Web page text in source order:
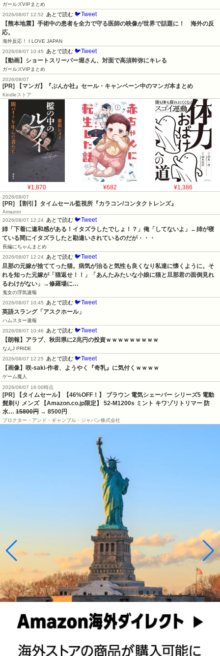
ガールズVIPまとめ
2026/08/07 12:52
あとで読む 🐦Tweet
【熊本地震】手術中の患者を全力で守る医師の映像が世界で話題に！　海外の反
応。
海外反応！ I LOVE JAPAN
2026/08/07 10:45
あとで読む 🐦Tweet
【動画】ショートスリーパー堀さん、対面で高須幹弥にキレる
ガールズVIPまとめ
2026/08/07
[PR] 【マンガ】『ぶんか社』セール・キャンペーン中のマンガ本まとめ
Kindleストア
¥1,870 ¥682 ¥1,386
2026/08/07
[PR] 【割引】タイムセール監視所『カラコン/コンタクトレンズ』
Amazon
2026/08/07 12:24 あとで読む 🐦Tweet
姉「下着に違和感がある！イタズラしたでしょ！？」俺「してないよ」←姉が寝
ている間にイタズラしたと勘違いされているのだが・・・
長編にちゃんまとめ
2026/08/07 12:24 あとで読む 🐦Tweet
旦那の元嫁が捨ててった猫。病気が治ると気性も良くなり私達に懐くように。そ
れを知った元嫁が「猫返せ！！」「あんたみたいな小娘に猫と旦那君の面倒見れ
るわけがない」→修羅場に…
鬼女の浮気速報
2026/08/07 10:45 あとで読む 🐦Tweet
英語スラング「アスクホール」
ハムスター速報
2026/08/07 10:46 あとで読む 🐦Tweet
【朗報】アラブ、秋田県に2兆円の投資ｗｗｗｗｗｗｗｗｗ
なんJ PRIDE
2026/08/07 12:25 あとで読む 🐦Tweet
【画像】咲-saki-作者、ようやく『奇乳』に気付くｗｗｗｗ
ゲーム魔人
2026/08/07 16:00時点
[PR] 【タイムセール】【46%OFF！】 ブラウン 電気シェーバー シリーズ5 電動
髭剃り メンズ 【Amazon.co.jp限定】 52-M1200s ミント キワゾリトリマー 防
水… 15800円 → 8500円
プロクター・アンド・ギャンブル・ジャパン株式会社